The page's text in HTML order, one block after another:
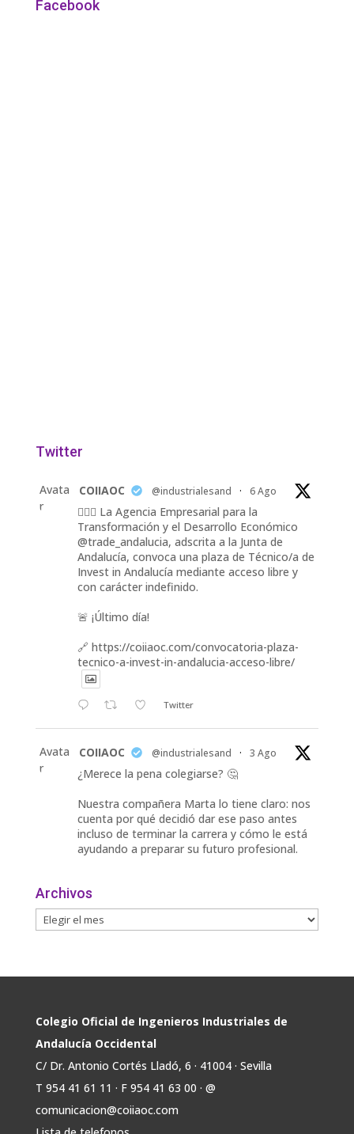
Facebook
Twitter
Avata
r
COIIAOC @industrialesand · 6 Ago
👷🏽‍♀️ La Agencia Empresarial para la
Transformación y el Desarrollo Económico
@trade_andalucia, adscrita a la Junta de
Andalucía, convoca una plaza de Técnico/a de
Invest in Andalucía mediante acceso libre y
con carácter indefinido.
🚨 ¡Último día!
🔗 https://coiiaoc.com/convocatoria-plaza-
tecnico-a-invest-in-andalucia-acceso-libre/
Twitter
Avata
r
COIIAOC @industrialesand · 3 Ago
¿Merece la pena colegiarse? 🤔
Nuestra compañera Marta lo tiene claro: nos
cuenta por qué decidió dar ese paso antes
incluso de terminar la carrera y cómo le está
ayudando a preparar su futuro profesional.
🤝 Contacto con profesionales y empresas.
💼
r
🏎️ Fórmula Gades, la escudería de la
@univcadiz, presenta el G26, un monoplaza
más ligero, sostenible y adaptado a la nueva
normativa de Formula Student 30 julio 2026.
En la presentación, que tuvo lugar este
miércoles, estuvieron presentes María Luisa
Bea, Presidenta delegada
Archivos
Colegio Oficial de Ingenieros Industriales de
Andalucía Occidental
C/ Dr. Antonio Cortés Lladó, 6 · 41004 · Sevilla
T 954 41 61 11 · F 954 41 63 00 · @
comunicacion@coiiaoc.com